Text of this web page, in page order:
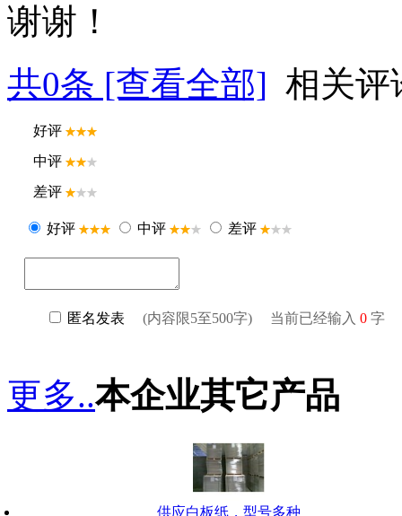
谢谢！
共0条 [查看全部] 相关评
更多..本企业其它产品
供应白板纸，型号多种